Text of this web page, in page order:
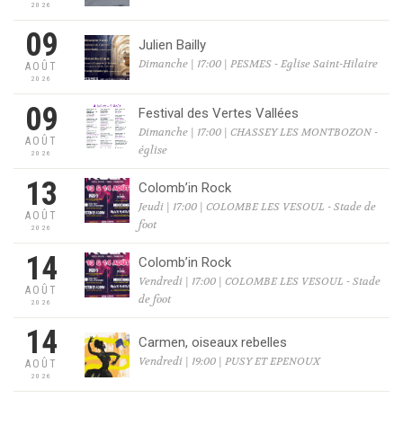
2026
09
AOÛT
2026
Julien Bailly
Dimanche | 17:00 | PESMES - Eglise Saint-Hilaire
09
AOÛT
2026
Festival des Vertes Vallées
Dimanche | 17:00 | CHASSEY LES MONTBOZON -
église
13
AOÛT
2026
Colomb’in Rock
Jeudi | 17:00 | COLOMBE LES VESOUL - Stade de
foot
14
AOÛT
2026
Colomb’in Rock
Vendredi | 17:00 | COLOMBE LES VESOUL - Stade
de foot
14
AOÛT
2026
Carmen, oiseaux rebelles
Vendredi | 19:00 | PUSY ET EPENOUX